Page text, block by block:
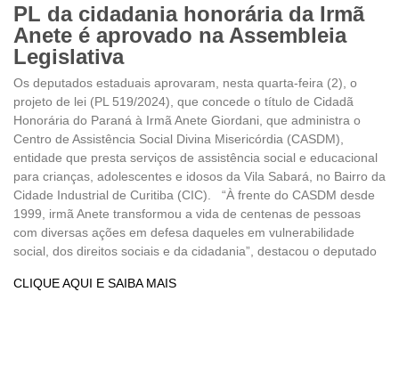
PL da cidadania honorária da Irmã
Anete é aprovado na Assembleia
Legislativa
Os deputados estaduais aprovaram, nesta quarta-feira (2), o
projeto de lei (PL 519/2024), que concede o título de Cidadã
Honorária do Paraná à Irmã Anete Giordani, que administra o
Centro de Assistência Social Divina Misericórdia (CASDM),
entidade que presta serviços de assistência social e educacional
para crianças, adolescentes e idosos da Vila Sabará, no Bairro da
Cidade Industrial de Curitiba (CIC). “À frente do CASDM desde
1999, irmã Anete transformou a vida de centenas de pessoas
com diversas ações em defesa daqueles em vulnerabilidade
social, dos direitos sociais e da cidadania”, destacou o deputado
CLIQUE AQUI E SAIBA MAIS